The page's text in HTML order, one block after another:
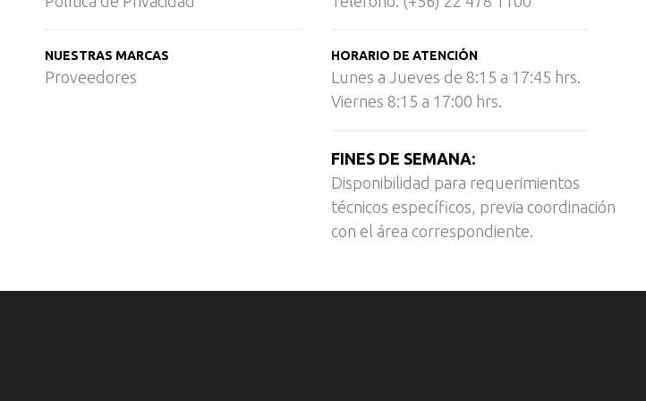
NUESTRAS MARCAS
Proveedores
HORARIO DE ATENCIÓN
Lunes a Jueves de 8:15 a 17:45 hrs.
Viernes 8:15 a 17:00 hrs.
FINES DE SEMANA:
Disponibilidad para requerimientos
técnicos específicos, previa coordinación
con el área correspondiente.